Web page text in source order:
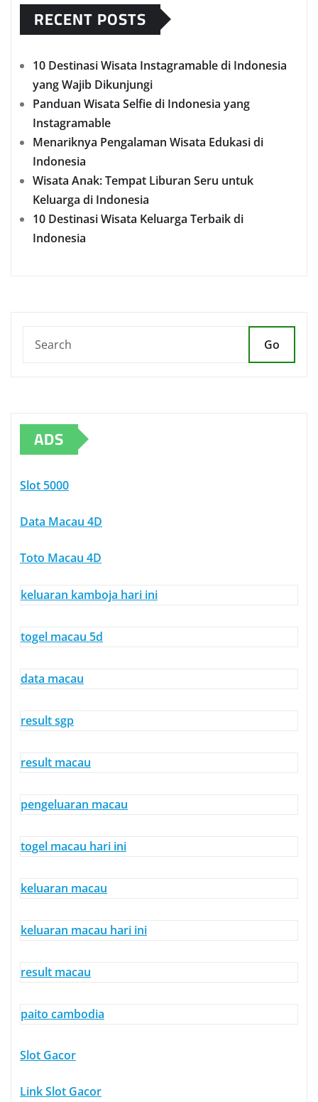
RECENT POSTS
10 Destinasi Wisata Instagramable di Indonesia
yang Wajib Dikunjungi
Panduan Wisata Selfie di Indonesia yang
Instagramable
Menariknya Pengalaman Wisata Edukasi di
Indonesia
Wisata Anak: Tempat Liburan Seru untuk
Keluarga di Indonesia
10 Destinasi Wisata Keluarga Terbaik di
Indonesia
Go
ADS
Slot 5000
Data Macau 4D
Toto Macau 4D
keluaran kamboja hari ini
togel macau 5d
data macau
result sgp
result macau
pengeluaran macau
togel macau hari ini
keluaran macau
keluaran macau hari ini
result macau
paito cambodia
Slot Gacor
Link Slot Gacor